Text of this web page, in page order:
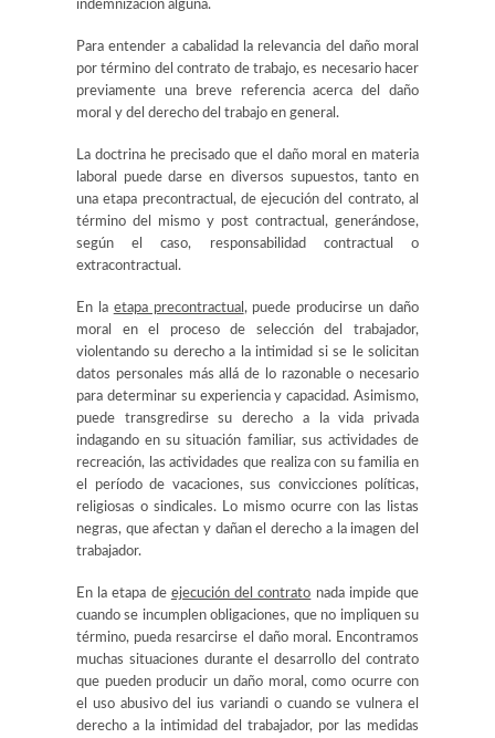
indemnización alguna.
Para entender a cabalidad la relevancia del daño moral
por término del contrato de trabajo, es necesario hacer
previamente una breve referencia acerca del daño
moral y del derecho del trabajo en general.
La doctrina he precisado que el daño moral en materia
laboral puede darse en diversos supuestos, tanto en
una etapa precontractual, de ejecución del contrato, al
término del mismo y post contractual, generándose,
según el caso, responsabilidad contractual o
extracontractual.
En la etapa precontractual , puede producirse un daño
moral en el proceso de selección del trabajador,
violentando su derecho a la intimidad si se le solicitan
datos personales más allá de lo razonable o necesario
para determinar su experiencia y capacidad. Asimismo,
puede transgredirse su derecho a la vida privada
indagando en su situación familiar, sus actividades de
recreación, las actividades que realiza con su familia en
el período de vacaciones, sus convicciones políticas,
religiosas o sindicales. Lo mismo ocurre con las listas
negras, que afectan y dañan el derecho a la imagen del
trabajador.
En la etapa de ejecución del contrato nada impide que
cuando se incumplen obligaciones, que no impliquen su
término, pueda resarcirse el daño moral. Encontramos
muchas situaciones durante el desarrollo del contrato
que pueden producir un daño moral, como ocurre con
el uso abusivo del ius variandi o cuando se vulnera el
derecho a la intimidad del trabajador, por las medidas